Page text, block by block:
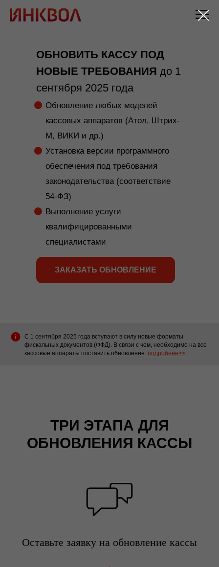
Обновление любых моделей
кассовых аппаратов (Атол, Штрих-
М, ВИКИ и др.)
Установка версии программного
обеспечения под требования
законодательства (соответствие
54-ФЗ)
Выполнение услуги
квалифицированными
специалистами
ОБНОВИТЬ КАССУ ПОД
НОВЫЕ ТРЕБОВАНИЯ до 1
сентября 2025 года
ЗАКАЗАТЬ ОБНОВЛЕНИЕ
С 1 сентября 2025 года вступают в силу новые форматы
фискальных документов (ФФД). В связи с чем, необходимо на все
кассовые аппараты поставить обновление. подробнее>>
ТРИ ЭТАПА ДЛЯ
ОБНОВЛЕНИЯ КАССЫ
Оставьте заявку на обновление кассы